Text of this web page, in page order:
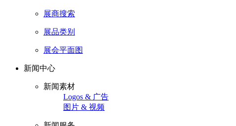
展商搜索
展品类别
展会平面图
新闻中心
新闻素材
Logos & 广告
图片 & 视频